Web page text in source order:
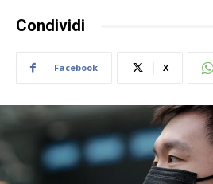
Condividi
Facebook X